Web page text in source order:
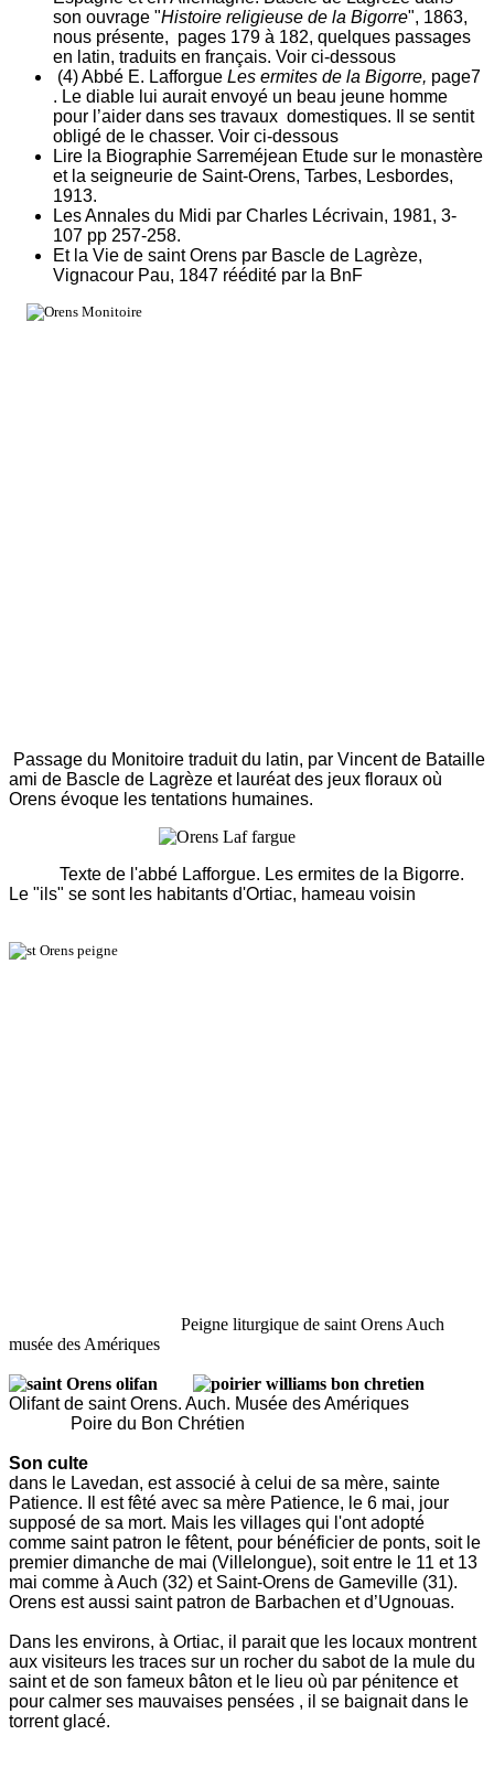
son ouvrage "Histoire religieuse de la Bigorre", 1863,
nous présente, pages 179 à 182, quelques passages
en latin, traduits en français. Voir ci-dessous
(4) Abbé E. Lafforgue Les ermites de la Bigorre, page7
. Le diable lui aurait envoyé un beau jeune homme
pour l’aider dans ses travaux domestiques. Il se sentit
obligé de le chasser. Voir ci-dessous
Lire la Biographie Sarreméjean Etude sur le monastère
et la seigneurie de Saint-Orens, Tarbes, Lesbordes,
1913.
Les Annales du Midi par Charles Lécrivain, 1981, 3-
107 pp 257-258.
Et la Vie de saint Orens par Bascle de Lagrèze,
Vignacour Pau, 1847 réédité par la BnF
Passage du Monitoire traduit du latin, par Vincent de Bataille
ami de Bascle de Lagrèze et lauréat des jeux floraux où
Orens évoque les tentations humaines.
Texte de l'abbé Lafforgue. Les ermites de la Bigorre.
Le "ils" se sont les habitants d'Ortiac, hameau voisin
Peigne liturgique de saint Orens Auch
musée des Amériques
Olifant de saint Orens. Auch. Musée des Amériques
Poire du Bon Chrétien
Son culte
dans le Lavedan, est associé à celui de sa mère, sainte
Patience. Il est fêté avec sa mère Patience, le 6 mai, jour
supposé de sa mort. Mais les villages qui l'ont adopté
comme saint patron le fêtent, pour bénéficier de ponts, soit le
premier dimanche de mai (Villelongue), soit entre le 11 et 13
mai comme à Auch (32) et Saint-Orens de Gameville (31).
Orens est aussi saint patron de Barbachen et d’Ugnouas.
Dans les environs, à Ortiac, il parait que les locaux montrent
aux visiteurs les traces sur un rocher du sabot de la mule du
saint et de son fameux bâton et le lieu où par pénitence et
pour calmer ses mauvaises pensées , il se baignait dans le
torrent glacé.